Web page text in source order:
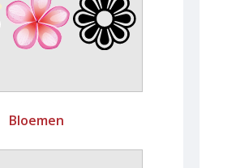
Bloemen